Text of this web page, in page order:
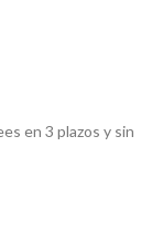
en 3 plazos y sin